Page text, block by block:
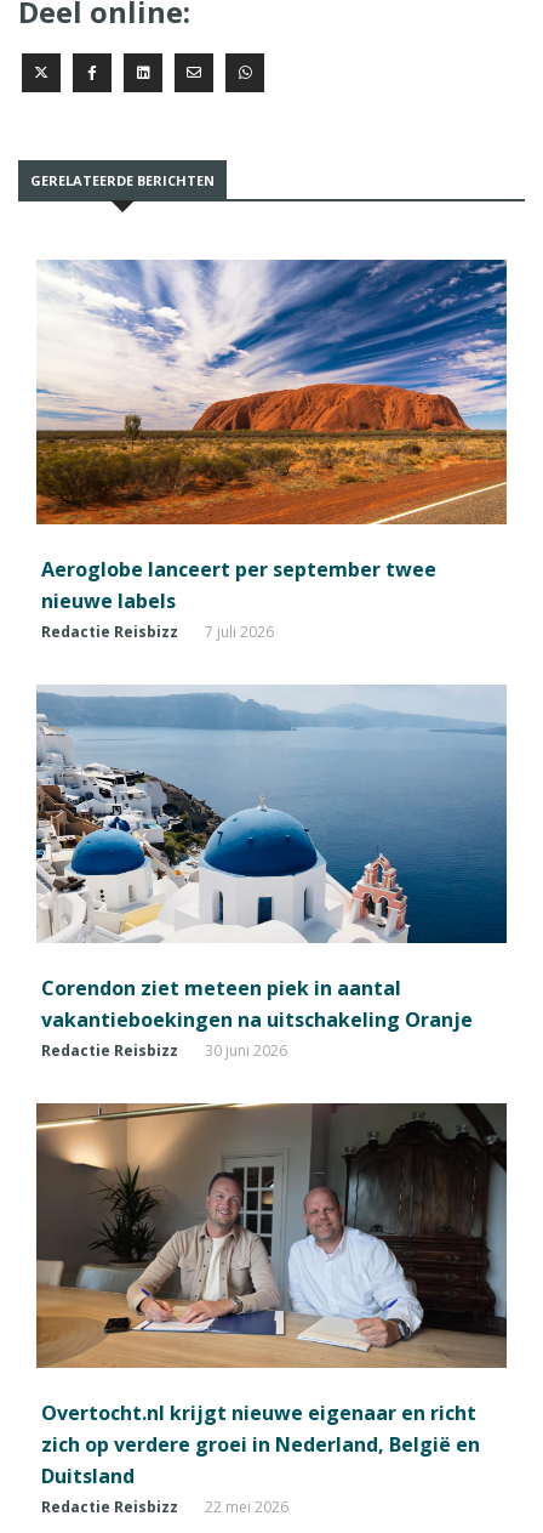
Deel online:
GERELATEERDE BERICHTEN
Aeroglobe lanceert per september twee
nieuwe labels
Redactie Reisbizz 7 juli 2026
Corendon ziet meteen piek in aantal
vakantieboekingen na uitschakeling Oranje
Redactie Reisbizz 30 juni 2026
Overtocht.nl krijgt nieuwe eigenaar en richt
zich op verdere groei in Nederland, België en
Duitsland
Redactie Reisbizz 22 mei 2026